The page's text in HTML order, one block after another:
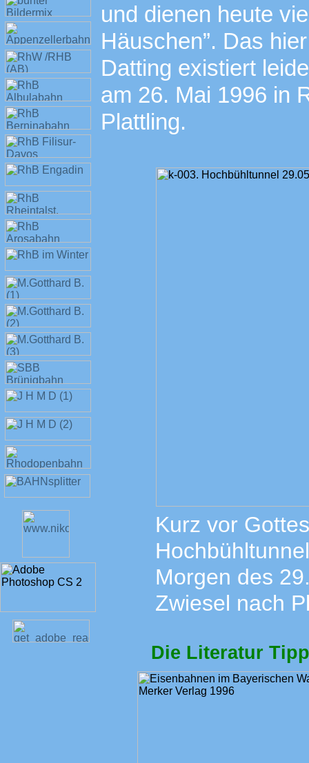
und dienen heute
Häuschen”. Das
Datting existiert
am 26. Mai 1996 in
Plattling.
Kurz vor
Morgen des
Zwiesel nach
Die Literatur